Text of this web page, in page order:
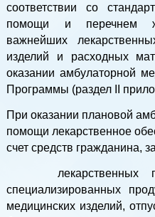
соответствии со
помощи и перечнем
важнейших
изделий и расходных
оказании амбулаторной
Программы (раздел II
При оказании плановой
помощи лекарственное
счет средств гражданина,
лекарственных
специализированных
медицинских изделий,